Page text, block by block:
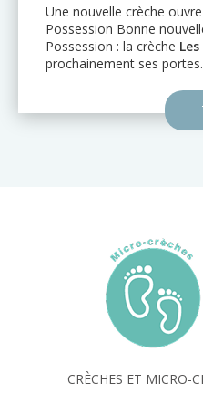
à La
familles de La
2ouvrira
L'ACTUALITÉ
CRÈCHES ET MICRO-